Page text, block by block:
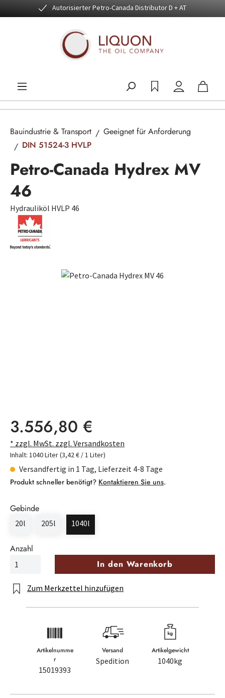
Zum Hauptinhalt springenAutorisierter Petro-Canada Distributor D + AT
Bauindustrie & Transport
Geeignet für Anforderung
DIN 51524-3 HVLP
Petro-Canada Hydrex MV
46
Hydrauliköl HVLP 46
Bildergalerie überspringen
Regulärer Preis:
3.556,80 €
* zzgl. MwSt. zzgl. Versandkosten
Inhalt: 1040 Liter(3,42 € / 1 Liter)
Versandfertig in 1 Tag, Lieferzeit 4-8 Tage
Produkt schneller benötigt? Kontaktieren Sie uns.
Gebinde
20l 205l 1040l
Anzahl
In den Warenkorb
Zum Merkzettel hinzufügen
Artikelnumme
r
15019393
Versand
Spedition
Artikelgewicht
1040kg